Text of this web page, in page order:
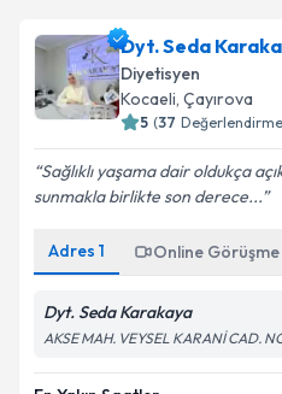
Dyt. Seda
Diyetisyen
Kocaeli, Çayırova
5 (37
Sağlıklı yaşama dair oldukça
sunmakla birlikte son derece...
Adres 1 Online Görüşme
Dyt. Seda Karakaya
AKSE MAH. VEYSEL KARANİ CAD.